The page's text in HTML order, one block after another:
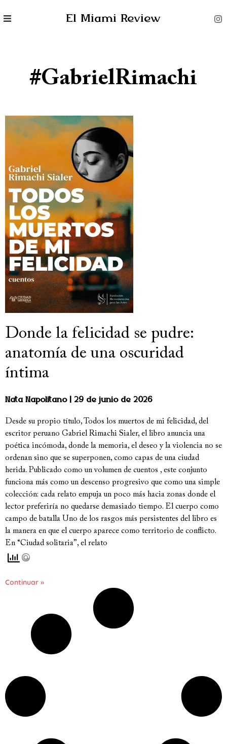
El Miami Review
#GabrielRimachi
Donde la felicidad se pudre:
anatomía de una oscuridad
íntima
Nata Napolitano 29 de junio de 2026
Desde su propio título, Todos los muertos de mi felicidad, del
escritor peruano Gabriel Rimachi Sialer, el libro anuncia una
poética incómoda, donde la memoria, el deseo y la violencia no se
ordenan sino que se superponen, como capas de una ciudad
herida. Publicado como un volumen de cuentos , este conjunto
funciona más como un descenso progresivo que como una simple
colección: cada relato empuja un poco más hacia zonas donde el
lector preferiría no quedarse demasiado tiempo. El cuerpo como
campo de batalla Uno de los rasgos más persistentes del libro es
la manera en que el cuerpo aparece como territorio de conflicto.
En “Ciudad solitaria”, el relato
Continuar »